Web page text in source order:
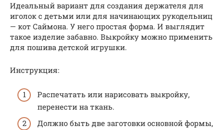
Идеальный вариант для создания держателя для
иголок с детьми или для начинающих рукодельниц
— кот Саймона. У него простая форма. И выглядит
такое изделие забавно. Выкройку можно применить
для пошива детской игрушки.
Инструкция:
Распечатать или нарисовать выкройку,
перенести на ткань.
Должно быть две заготовки основной формы,